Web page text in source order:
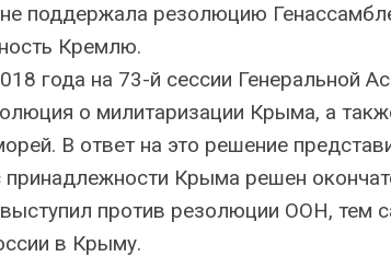
поддержала резолюцию
Кремлю.
года на 73-й сессии Генеральной
о милитаризации Крыма, а
В ответ на это решение
принадлежности Крыма решен
выступил против резолюции ООН, тем
в Крыму.